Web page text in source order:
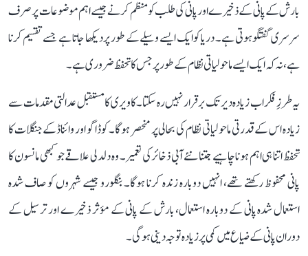
بارش کے پانی کے ذخیرے اور پانی کی طلب کو منظم کرنے جیسے اہم موضوعات پر صرف
سرسری گفتگو ہوتی ہے۔ دریا کو ایک ایسے وسیلے کے طور پر دیکھا جاتا ہے جسے تقسیم کرنا
ہے، نہ کہ ایک ایسے ماحولیاتی نظام کے طور پر جس کا تحفظ ضروری ہے۔
یہ طرزِ فکر اب زیادہ دیر تک برقرار نہیں رہ سکتا۔ کاویری کا مستقبل عدالتی مقدمات سے
زیادہ اس کے قدرتی ماحولیاتی نظام کی بحالی پر منحصر ہوگا۔ کوڈاگو اور وائناڈ کے جنگلات کا
تحفظ اتنا ہی اہم ہونا چاہیے جتنا نئے آبی ذخائر کی تعمیر۔ وہ دلدلی علاقے جو کبھی مانسون کا
پانی محفوظ رکھتے تھے، انہیں دوبارہ زندہ کرنا ہوگا۔ بنگلورو جیسے شہروں کو صاف شدہ
استعمال شدہ پانی کے دوبارہ استعمال، بارش کے پانی کے مؤثر ذخیرے اور ترسیل کے
دوران پانی کے ضیاع میں کمی پر زیادہ توجہ دینی ہوگی۔